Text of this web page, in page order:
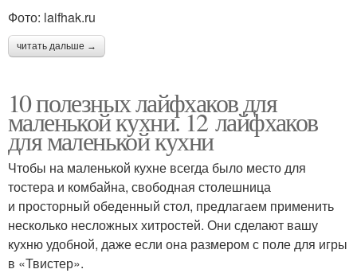
Фото: laifhak.ru
читать дальше →
10 полезных лайфхаков для
маленькой кухни. 12 лайфхаков
для маленькой кухни
Чтобы на маленькой кухне всегда было место для
тостера и комбайна, свободная столешница
и просторный обеденный стол, предлагаем применить
несколько несложных хитростей. Они сделают вашу
кухню удобной, даже если она размером с поле для игры
в «Твистер».